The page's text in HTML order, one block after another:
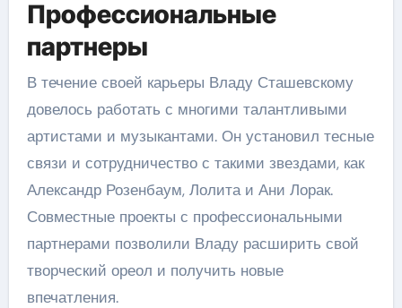
Профессиональные
партнеры
В течение своей карьеры Владу Сташевскому
довелось работать с многими талантливыми
артистами и музыкантами. Он установил тесные
связи и сотрудничество с такими звездами, как
Александр Розенбаум, Лолита и Ани Лорак.
Совместные проекты с профессиональными
партнерами позволили Владу расширить свой
творческий ореол и получить новые
впечатления.